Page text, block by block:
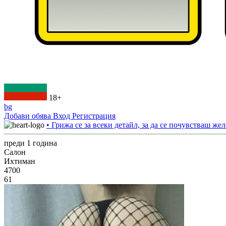
18+
bg
Добави обява Вход Регистрация
• Грижа се за всеки детайл, за да се почувстваш
преди 1 година
Салон
Ихтиман
4700
61